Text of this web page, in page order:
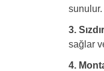
3.
sağlar
4.